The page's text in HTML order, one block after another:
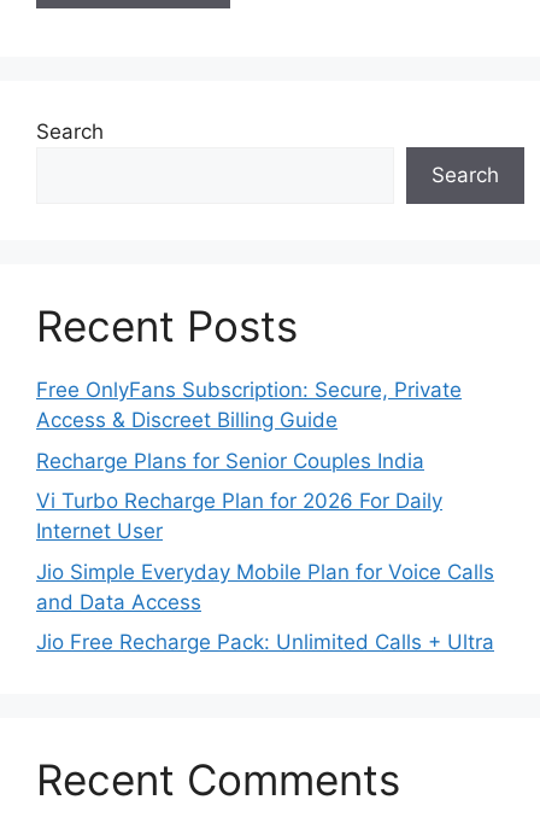
Search
Search
Recent Posts
Free OnlyFans Subscription: Secure, Private
Access & Discreet Billing Guide
Recharge Plans for Senior Couples India
Vi Turbo Recharge Plan for 2026 For Daily
Internet User
Jio Simple Everyday Mobile Plan for Voice Calls
and Data Access
Jio Free Recharge Pack: Unlimited Calls + Ultra
Recent Comments